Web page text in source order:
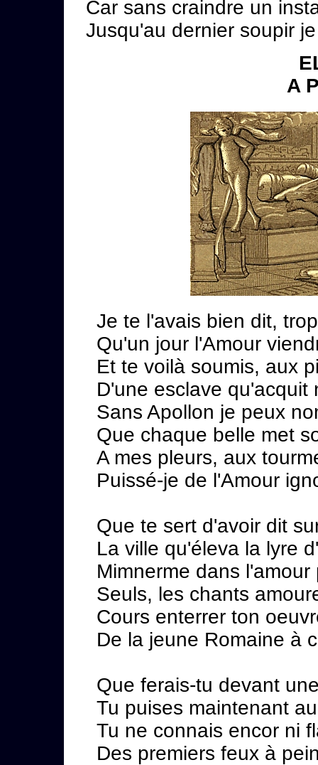
Car sans craindre un
Jusqu'au dernier soupir
A
Je te l'avais bien dit,
Qu'un jour l'Amour
Et te voilà soumis, aux
D'une esclave qu'acquit
Sans Apollon je peux
Que chaque belle met
A mes pleurs, aux
Puissé-je de l'Amour
Que te sert d'avoir dit
La ville qu'éleva la lyre
Mimnerme dans
Seuls, les chants
Cours enterrer ton
De la jeune Romaine à
Que ferais-tu devant
Tu puises maintenant
Tu ne connais encor ni
Des premiers feux à